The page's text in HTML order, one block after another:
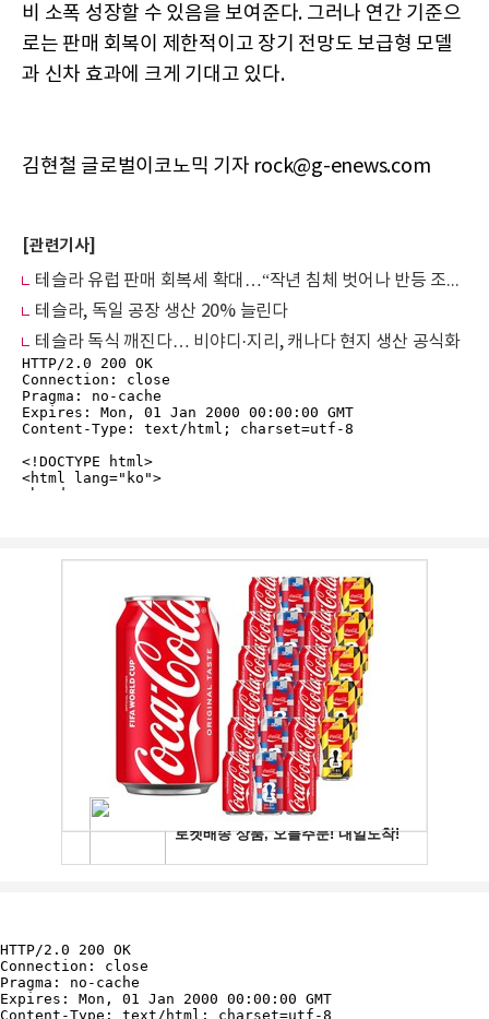
비 소폭 성장할 수 있음을 보여준다. 그러나 연간 기준으
로는 판매 회복이 제한적이고 장기 전망도 보급형 모델
과 신차 효과에 크게 기대고 있다.
김현철 글로벌이코노믹 기자 rock@g-enews.com
[관련기사]
테슬라 유럽 판매 회복세 확대…“작년 침체 벗어나 반등 조짐”
테슬라, 독일 공장 생산 20% 늘린다
테슬라 독식 깨진다… 비야디·지리, 캐나다 현지 생산 공식화